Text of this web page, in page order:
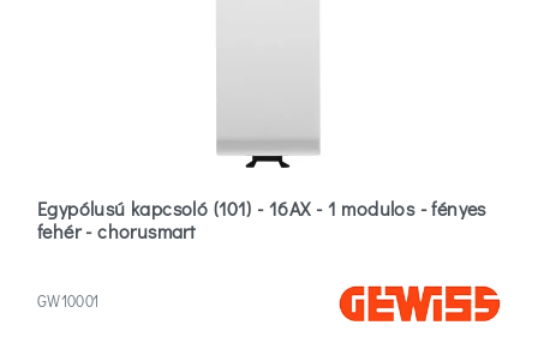
Fehér
(122)
Fekete
Egypólusú kapcsoló (101) - 16AX - 1 modulos - fényes
fehér - chorusmart
GW10001